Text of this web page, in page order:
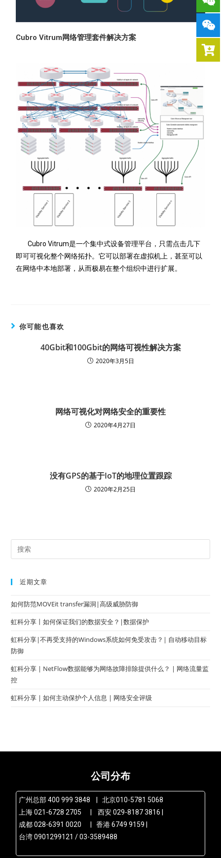
Cubro Vitrum网络管理套件解决方案
Cubro Vitrum是一个集中式设备管理平台，只需点击几下
即可可视化整个网络拓扑。它可以部署在虚拟机上，甚至可以
在网络中本地部署，从而极易在整个组织中进行扩展。
你可能也喜欢
40Gbit和100Gbit的网络可视性解决方案
2020年3月5日
网络可视化对网络安全的重要性
2020年4月27日
没有GPS的基于IoT的地理位置跟踪
2020年2月25日
近期文章
如何防范MOVEit transfer漏洞|高级威胁防御
虹科分享丨如何保证我们的数据安全？|数据保护
虹科分享|不再受支持的Windows系统如何免受攻击？| 自动移动目标
防御
虹科分享 | NetFlow数据能够为网络故障排除提供什么？ | 网络流量监
控
虹科分享 | 如何主动保护个人信息 | 网络安全评级
公司分布
广州总部 400 999 3848 | 北京010-5781 5068
上海 021-6728 2705 | 西安 029-8187 3816 |
成都 028-6391 0020 | 香港 6749 9159 |
台湾 0901299121 / 03-3589488